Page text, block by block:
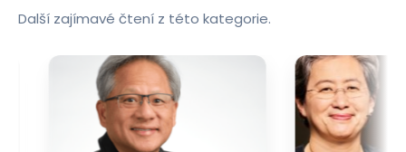
Další zajímavé čtení z této kategorie.